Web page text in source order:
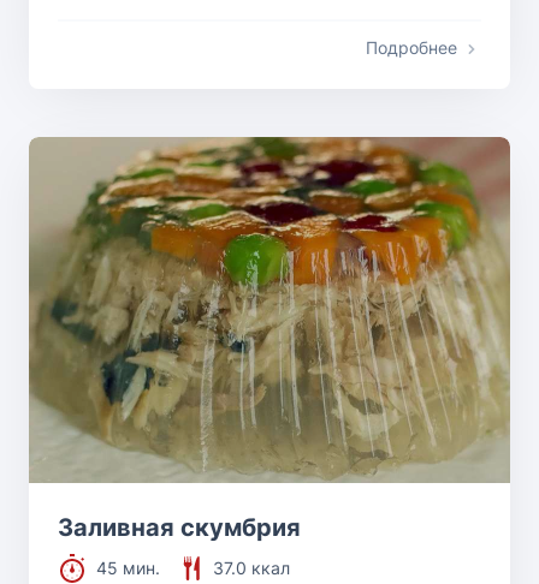
Подробнее
Заливная скумбрия
45 мин.
37.0 ккал